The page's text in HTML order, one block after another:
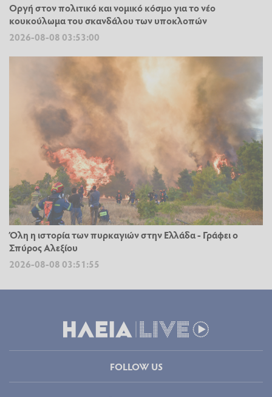
Οργή στον πολιτικό και νομικό κόσμο για το νέο
κουκούλωμα του σκανδάλου των υποκλοπών
2026-08-08 03:53:00
Όλη η ιστορία των πυρκαγιών στην Ελλάδα - Γράφει ο
Σπύρος Αλεξίου
2026-08-08 03:51:55
FOLLOW US